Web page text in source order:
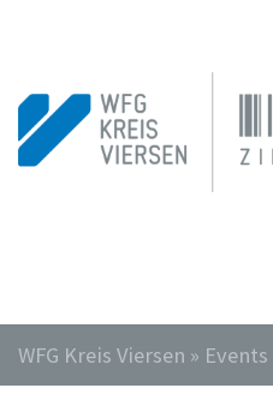
WFG Kreis Viersen » Events